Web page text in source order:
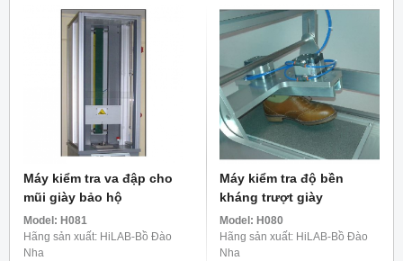
Máy kiểm tra va đập cho
mũi giày bảo hộ
Model: H081
Hãng sản xuất: HiLAB-Bồ Đào
Nha
Máy kiểm tra độ bền
kháng trượt giày
Model: H080
Hãng sản xuất: HiLAB-Bồ Đào
Nha